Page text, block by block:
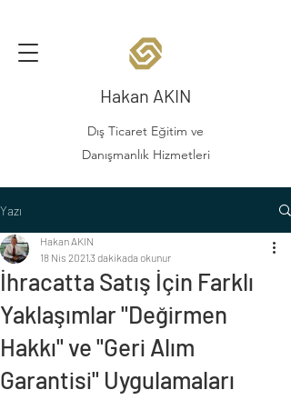
Hakan AKIN
Dış Ticaret Eğitim ve
Danışmanlık Hizmetleri
Yazı
İhracatta Satış İçin Farklı
Yaklaşımlar "Değirmen
Hakkı" ve "Geri Alım
Garantisi" Uygulamaları
Hakan AKIN
18 Nis 20213 dakikada okunur